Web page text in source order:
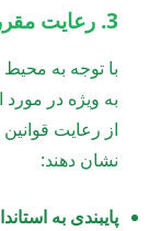
3. رعایت مقررات
با توجه به
به ویژه در
از رعایت
نشان دهند:
پایبندی به